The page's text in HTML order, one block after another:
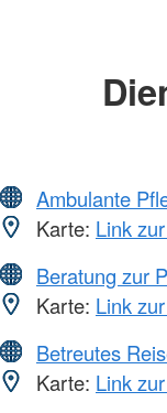
Ambulante
Karte: Link
Beratung zur
Karte: Link
Betreutes
Karte: Link